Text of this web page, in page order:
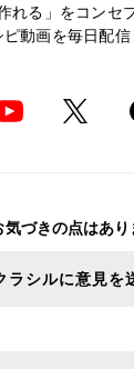
れる」をコンセ
動画を毎日配信
気づきの点はあり
ラシルに意見を